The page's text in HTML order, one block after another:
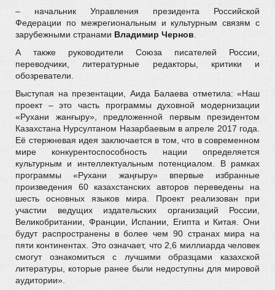
– начальник Управления президента Российской
Федерации по межрегиональным и культурным связям с
зарубежными странами Владимир Чернов.
А также руководители Союза писателей России,
переводчики, литературные редакторы, критики и
обозреватели.
Выступая на презентации, Аида Балаева отметила: «Наш
проект – это часть программы духовной модернизации
«Рухани жанғыру», предложенной первым президентом
Казахстана Нурсултаном Назарбаевым в апреле 2017 года.
Её стержневая идея заключается в том, что в современном
мире конкурентоспособность нации определяется
культурным и интеллектуальным потенциалом. В рамках
программы «Рухани жаңғыру» впервые избранные
произведения 60 казахстанских авторов переведены на
шесть основных языков мира. Проект реализован при
участии ведущих издательских организаций России,
Великобритании, Франции, Испании, Египта и Китая. Они
будут распространены в более чем 90 странах мира на
пяти континентах. Это означает, что 2,6 миллиарда человек
смогут ознакомиться с лучшими образцами казахской
литературы, которые ранее были недоступны для мировой
аудитории».